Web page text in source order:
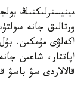
مينيسترلىكتىڭ
ورتالىق جانە
اكەلۋى مۇمكىن.
اپاتتار، شاعىن
قالالاردى سۋ باسۋ